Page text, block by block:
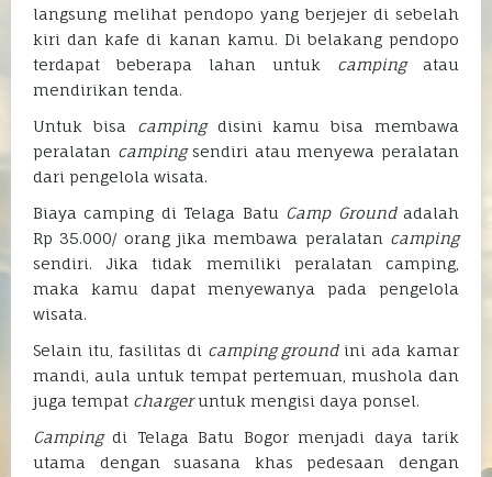
langsung melihat pendopo yang berjejer di sebelah
kiri dan kafe di kanan kamu. Di belakang pendopo
terdapat beberapa lahan untuk campingatau
mendirikan tenda.
Untuk bisa campingdisini kamu bisa membawa
peralatan campingsendiri atau menyewa peralatan
dari pengelola wisata.
Biaya camping di Telaga Batu Camp Groundadalah
Rp 35.000/ orang jika membawa peralatan camping
sendiri. Jika tidak memiliki peralatan camping,
maka kamu dapat menyewanya pada pengelola
wisata.
Selain itu, fasilitas di camping groundini ada kamar
mandi, aula untuk tempat pertemuan, mushola dan
juga tempat chargeruntuk mengisi daya ponsel.
Campingdi Telaga Batu Bogor menjadi daya tarik
utama dengan suasana khas pedesaan dengan